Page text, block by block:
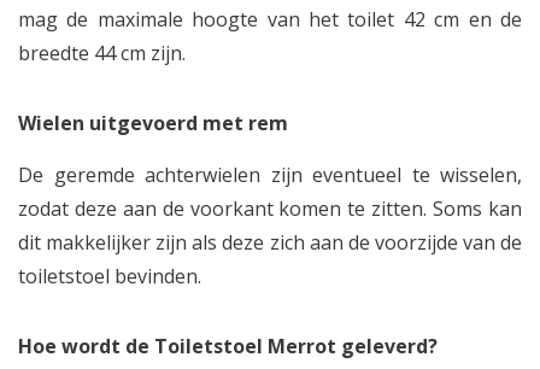
mag de maximale hoogte van het toilet 42 cm en de
breedte 44 cm zijn.
Wielen uitgevoerd met rem
De geremde achterwielen zijn eventueel te wisselen,
zodat deze aan de voorkant komen te zitten. Soms kan
dit makkelijker zijn als deze zich aan de voorzijde van de
toiletstoel bevinden.
Hoe wordt de Toiletstoel Merrot geleverd?